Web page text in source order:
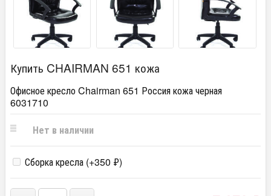
Купить CHAIRMAN 651 кожа
Офисное кресло Chairman 651 Россия кожа черная
6031710
Нет в наличии
Сборка кресла (+350 ₽)